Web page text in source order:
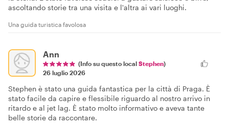
ascoltando storie tra una visita e l'altra ai vari luoghi.
Una guida turistica favolosa
Ann
(Info su questo local Stephen)
26 luglio 2026
Stephen è stato una guida fantastica per la città di Praga. È
stato facile da capire e flessibile riguardo al nostro arrivo in
ritardo e al jet lag. È stato molto informativo e aveva tante
belle storie da raccontare.